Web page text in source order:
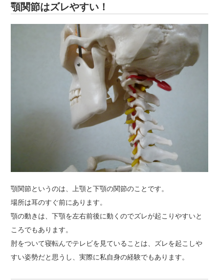
顎関節はズレやすい！
顎関節というのは、上顎と下顎の関節のことです。
場所は耳のすぐ前にあります。
顎の動きは、下顎を左右前後に動くのでズレが起こりやすいと
ころでもあります。
肘をついて寝転んでテレビを見ていることは、ズレを起こしや
すい姿勢だと思うし、実際に私自身の経験でもあります。